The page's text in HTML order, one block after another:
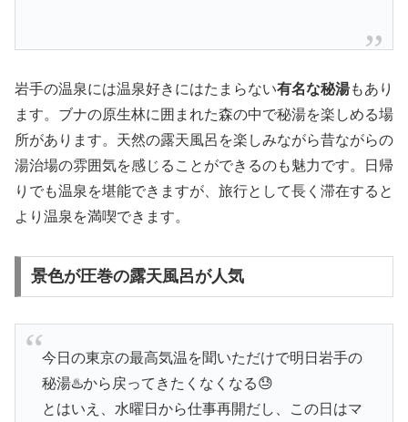
岩手の温泉には温泉好きにはたまらない有名な秘湯もあり
ます。ブナの原生林に囲まれた森の中で秘湯を楽しめる場
所があります。天然の露天風呂を楽しみながら昔ながらの
湯治場の雰囲気を感じることができるのも魅力です。日帰
りでも温泉を堪能できますが、旅行として長く滞在すると
より温泉を満喫できます。
景色が圧巻の露天風呂が人気
今日の東京の最高気温を聞いただけで明日岩手の
秘湯♨️から戻ってきたくなくなる😓
とはいえ、水曜日から仕事再開だし、この日はマ